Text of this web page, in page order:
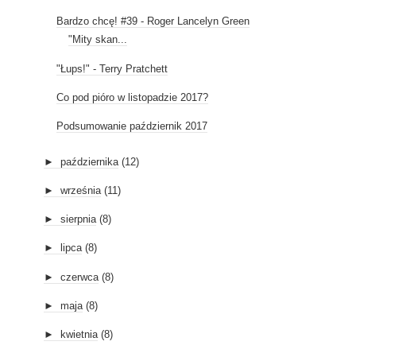
Bardzo chcę! #39 - Roger Lancelyn Green
"Mity skan...
"Łups!" - Terry Pratchett
Co pod pióro w listopadzie 2017?
Podsumowanie październik 2017
► października (12)
► września (11)
► sierpnia (8)
► lipca (8)
► czerwca (8)
► maja (8)
► kwietnia (8)